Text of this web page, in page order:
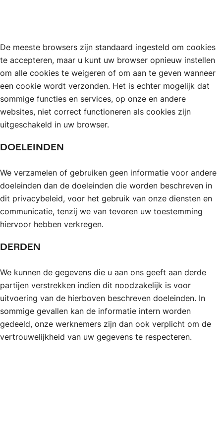
De meeste browsers zijn standaard ingesteld om cookies
te accepteren, maar u kunt uw browser opnieuw instellen
om alle cookies te weigeren of om aan te geven wanneer
een cookie wordt verzonden. Het is echter mogelijk dat
sommige functies en services, op onze en andere
websites, niet correct functioneren als cookies zijn
uitgeschakeld in uw browser.
DOELEINDEN
We verzamelen of gebruiken geen informatie voor andere
doeleinden dan de doeleinden die worden beschreven in
dit privacybeleid, voor het gebruik van onze diensten en
communicatie, tenzij we van tevoren uw toestemming
hiervoor hebben verkregen.
DERDEN
We kunnen de gegevens die u aan ons geeft aan derde
partijen verstrekken indien dit noodzakelijk is voor
uitvoering van de hierboven beschreven doeleinden. In
sommige gevallen kan de informatie intern worden
gedeeld, onze werknemers zijn dan ook verplicht om de
vertrouwelijkheid van uw gegevens te respecteren.